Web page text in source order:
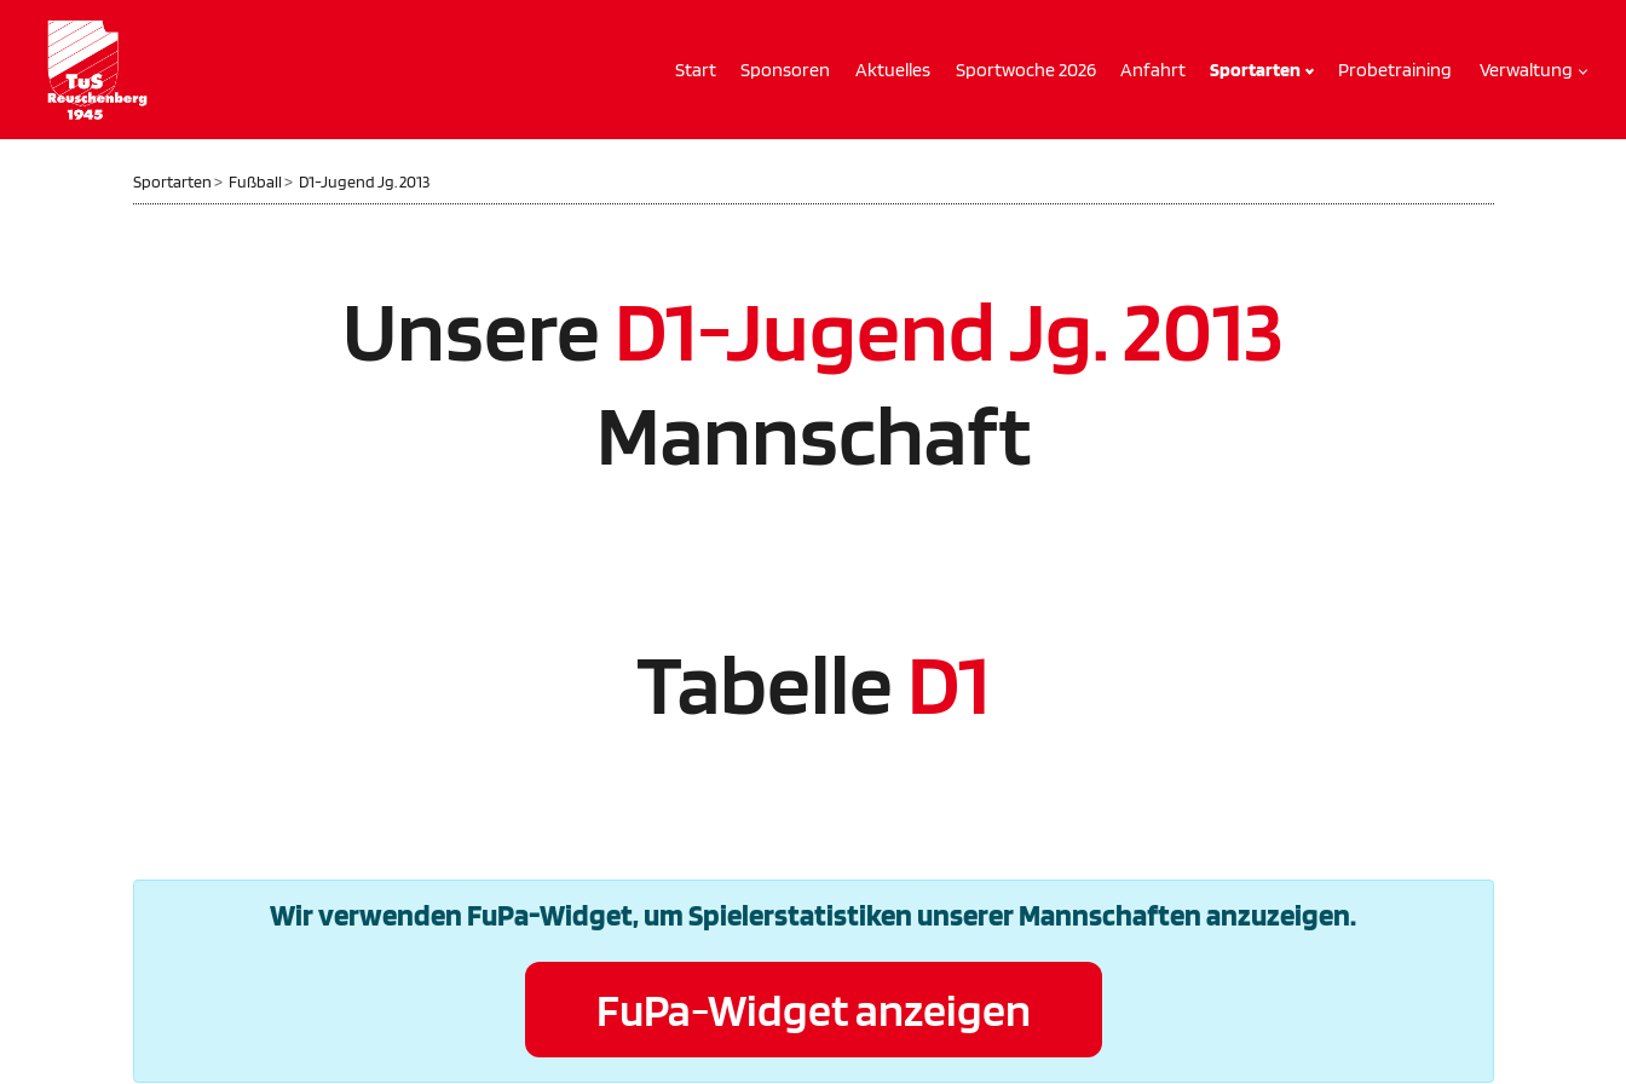
Start Sponsoren Aktuelles Sportwoche 2026 Anfahrt Sportarten Probetraining Verwaltung
Sportarten Fußball D1-Jugend Jg. 2013
Unsere D1-Jugend Jg. 2013
Mannschaft
Tabelle D1
Wir verwenden FuPa-Widget, um Spielerstatistiken unserer Mannschaften anzuzeigen.
FuPa-Widget anzeigen